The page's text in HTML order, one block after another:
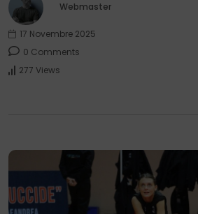
Webmaster
17 Novembre 2025
0 Comments
277 Views